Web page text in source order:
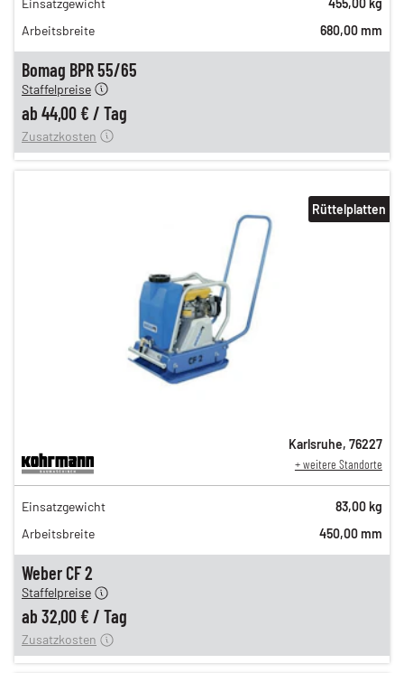
Bomag BPR 55/65
63,00 €
51,00 €
Staffelpreise
ab 44,00 € / Tag
12,00 €
Zusatzkosten
Einsatzgewicht
455,00 kg
Arbeitsbreite
680,00 mm
Weber CF 2
54,00 €
45,00 €
38,00 €
Staffelpreise
ab 32,00 € / Tag
12,00 €
Zusatzkosten
Rüttelplatten
Karlsruhe, 76227
+ weitere Standorte
Einsatzgewicht
83,00 kg
Arbeitsbreite
450,00 mm